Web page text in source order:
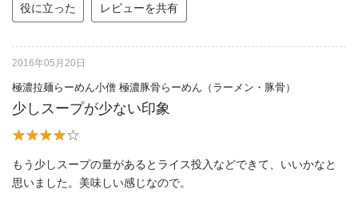
役に立った レビューを共有
2016年05月20日
極濃拉麺らーめん小僧 極濃豚骨らーめん（ラーメン・豚骨）
少しスープが少ない印象
もう少しスープの量があるとライス投入などできて、いいかなと
思いました。美味しい感じなので。